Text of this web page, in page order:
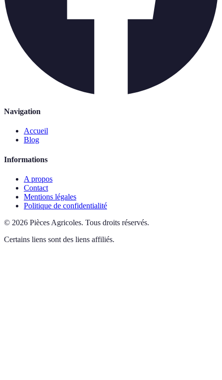
Navigation
Accueil
Blog
Informations
A propos
Contact
Mentions légales
Politique de confidentialité
© 2026 Pièces Agricoles. Tous droits réservés.
Certains liens sont des liens affiliés.